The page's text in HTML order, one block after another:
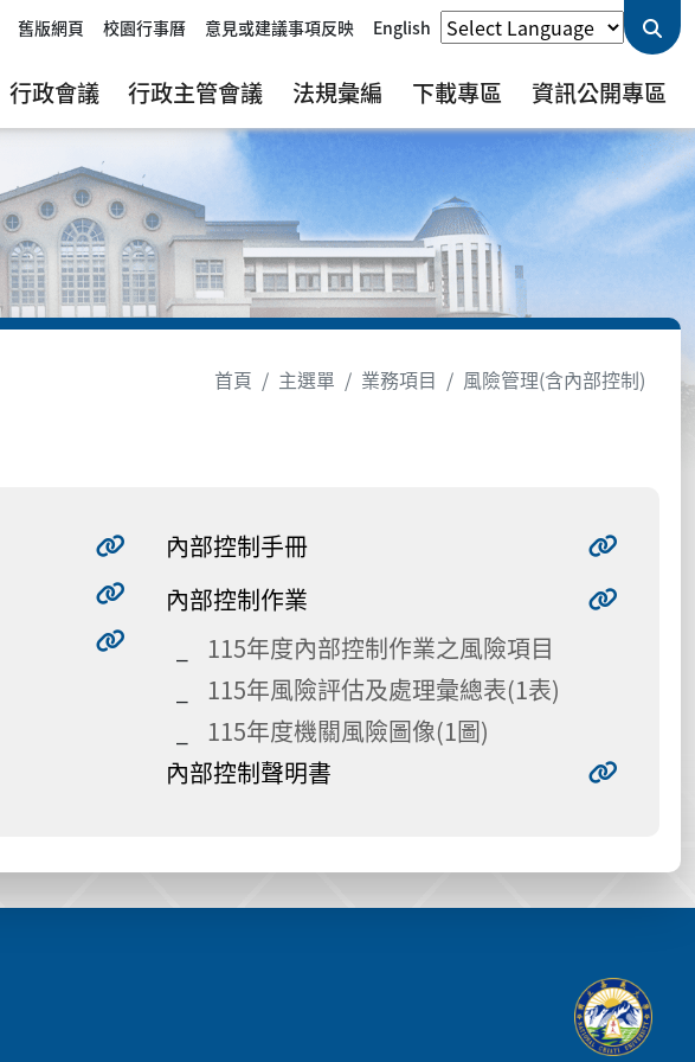
舊版網頁 校園行事曆 意見或建議事項反映 English
行政會議 行政主管會議 法規彙編 下載專區 資訊公開專區
首頁
主選單 業務項目 風險管理(含內部控制)
內部控制手冊
內部控制作業
115年度內部控制作業之風險項目
115年風險評估及處理彙總表(1表)
115年度機關風險圖像(1圖)
內部控制聲明書